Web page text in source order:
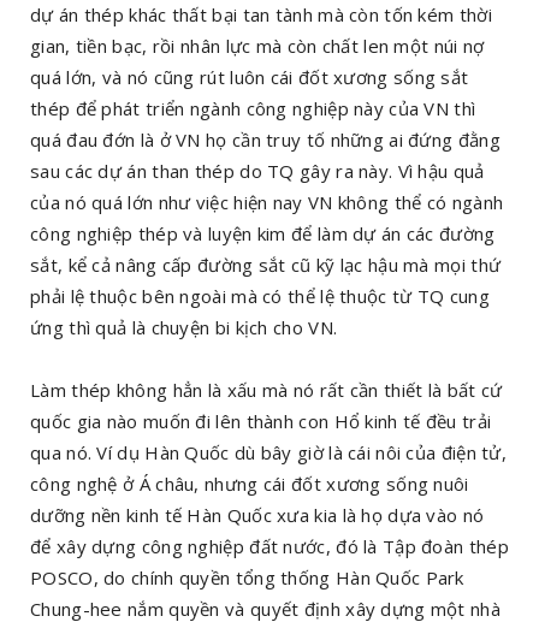
dự án thép khác thất bại tan tành mà còn tốn kém thời
gian, tiền bạc, rồi nhân lực mà còn chất len một núi nợ
quá lớn, và nó cũng rút luôn cái đốt xương sống sắt
thép để phát triển ngành công nghiệp này của VN thì
quá đau đớn là ở VN họ cần truy tố những ai đứng đằng
sau các dự án than thép do TQ gây ra này. Vì hậu quả
của nó quá lớn như việc hiện nay VN không thể có ngành
công nghiệp thép và luyện kim để làm dự án các đường
sắt, kể cả nâng cấp đường sắt cũ kỹ lạc hậu mà mọi thứ
phải lệ thuộc bên ngoài mà có thể lệ thuộc từ TQ cung
ứng thì quả là chuyện bi kịch cho VN.
Làm thép không hẳn là xấu mà nó rất cần thiết là bất cứ
quốc gia nào muốn đi lên thành con Hổ kinh tế đều trải
qua nó. Ví dụ Hàn Quốc dù bây giờ là cái nôi của điện tử,
công nghệ ở Á châu, nhưng cái đốt xương sống nuôi
dưỡng nền kinh tế Hàn Quốc xưa kia là họ dựa vào nó
để xây dựng công nghiệp đất nước, đó là Tập đoàn thép
POSCO, do chính quyền tổng thống Hàn Quốc Park
Chung-hee nắm quyền và quyết định xây dựng một nhà